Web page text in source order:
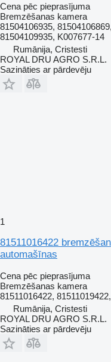
Cena pēc pieprasījuma
Bremzēšanas kamera
81504106935,
81504109935, K007677-14
Rumānija, Cristesti
ROYAL DRU AGRO S.R.L.
Sazināties ar pārdevēju
1
81511016422
automašīnas
Cena pēc pieprasījuma
Bremzēšanas kamera
81511016422,
Rumānija, Cristesti
ROYAL DRU AGRO S.R.L.
Sazināties ar pārdevēju